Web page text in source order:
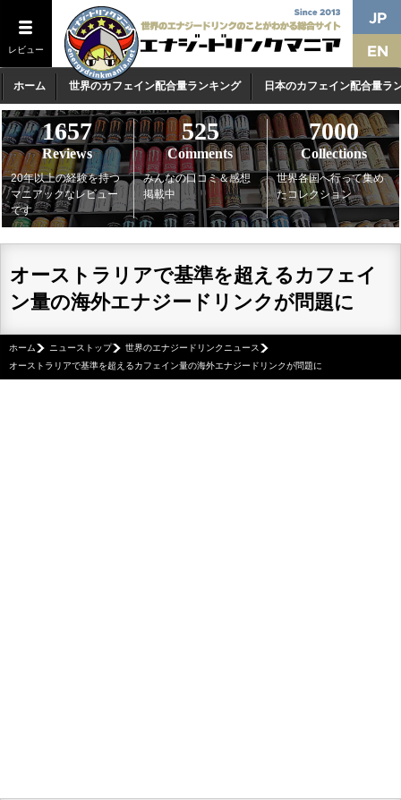
レビュー
ホーム 世界のカフェイン配合量ランキング 日本のカフェイン配合量ラ
1657
Reviews
20年以上の経験を持つ
マニアックなレビュー
です
525
Comments
みんなの口コミ＆感想
掲載中
7000
Collections
世界各国へ行って集め
たコレクション
オーストラリアで基準を超えるカフェイ
ン量の海外エナジードリンクが問題に
ホーム ニューストップ
世界のエナジードリンクニュース
オーストラリアで基準を超えるカフェイン量の海外エナジードリンクが問題に